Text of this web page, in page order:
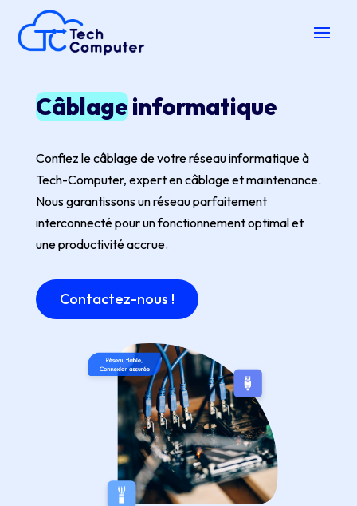
Câblageinformatique
Confiez le câblage de votre réseau informatique à
Tech-Computer, expert en câblage et maintenance.
Nous garantissons un réseau parfaitement
interconnecté pour un fonctionnement optimal et
une productivité accrue.
Contactez-nous !